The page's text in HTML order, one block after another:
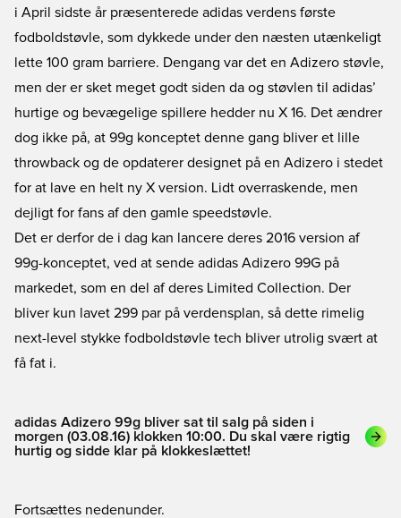
i April sidste år præsenterede adidas verdens første
fodboldstøvle, som dykkede under den næsten utænkeligt
lette 100 gram barriere. Dengang var det en Adizero støvle,
men der er sket meget godt siden da og støvlen til adidas’
hurtige og bevægelige spillere hedder nu X 16. Det ændrer
dog ikke på, at 99g konceptet denne gang bliver et lille
throwback og de opdaterer designet på en Adizero i stedet
for at lave en helt ny X version. Lidt overraskende, men
dejligt for fans af den gamle speedstøvle.
Det er derfor de i dag kan lancere deres 2016 version af
99g-konceptet, ved at sende adidas Adizero 99G på
markedet, som en del af deres Limited Collection. Der
bliver kun lavet 299 par på verdensplan, så dette rimelig
next-level stykke fodboldstøvle tech bliver utrolig svært at
få fat i.
adidas Adizero 99g bliver sat til salg på siden i
morgen (03.08.16) klokken 10:00. Du skal være rigtig
hurtig og sidde klar på klokkeslættet!
Fortsættes nedenunder.